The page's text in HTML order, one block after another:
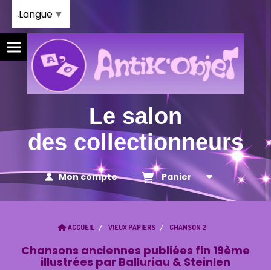
Le salon
des collectionneurs
Mon compte Panier
ACCUEIL VIEUX PAPIERS CHANSON 2
Chansons anciennes publiées fin 19ème
illustrées par Balluriau & Steinlen
Langue ▼